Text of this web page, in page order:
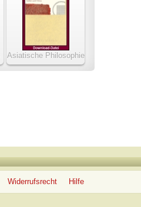
Asiatische Philosophie
- Indien und China
Widerrufsrecht Hilfe